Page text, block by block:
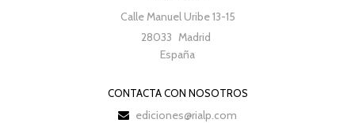
Calle Manuel Uribe 13-15
28033 Madrid
España
CONTACTA CON NOSOTROS
ediciones@rialp.com